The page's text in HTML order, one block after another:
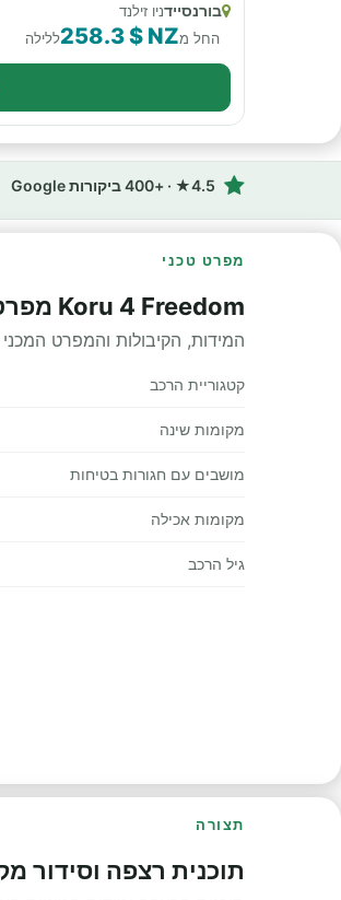
בורנסיידניו זילנד
החל מ258.3 $ NZללילה
4.5★ · +400 ביקורות Google
מפרט טכני
Koru 4 Freedom מפרט טכני
המידות, הקיבולות והמפרט
קטגוריית הרכב
מקומות שינה
מושבים עם חגורות בטיחות
מקומות אכילה
גיל הרכב
תצורה
תוכנית רצפה וסידור